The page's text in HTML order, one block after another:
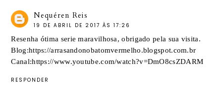
Nequéren Reis
19 DE ABRIL DE 2017 ÀS 17:26
Resenha ótima serie maravilhosa, obrigado pela sua visita.
Blog:https://arrasandonobatomvermelho.blogspot.com.br
Canal:https://www.youtube.com/watch?v=DmO8csZDARM
RESPONDER